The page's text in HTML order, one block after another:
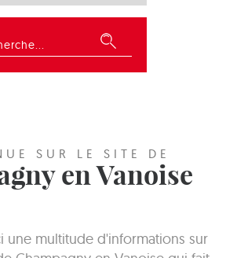
SUR LE SITE DE
en Vanoise
une multitude d'informations sur